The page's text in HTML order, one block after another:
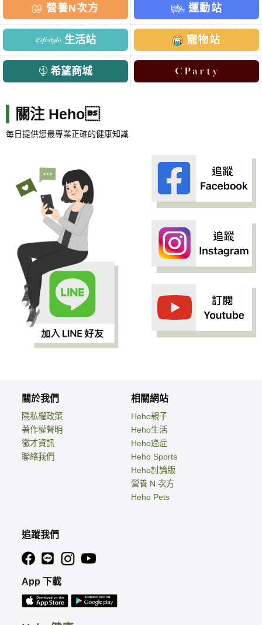
營養N次方 運動站
生活站 寵物站
希望商城
關注 Heho
每日提供您最專業正確的健康知識
關於我們
隱私權政策
著作權聲明
徵才資訊
聯絡我們
相關網站
Heho親子
Heho生活
Heho癌症
Heho Sports
Heho討論版
營養 N 次方
Heho Pets
追蹤我們
App 下載